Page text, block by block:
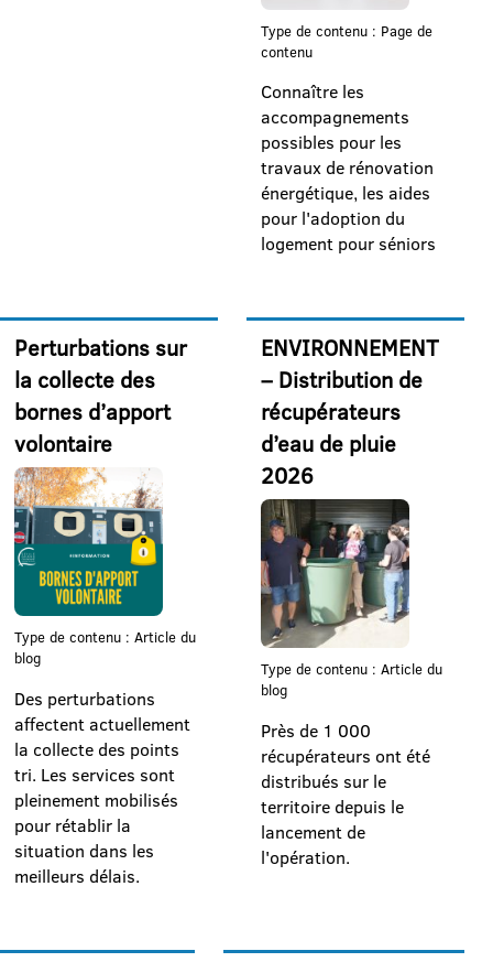
Type de contenu : Page de
contenu
Connaître les
accompagnements
possibles pour les
travaux de rénovation
énergétique, les aides
pour l'adoption du
logement pour séniors
Perturbations sur
la collecte des
bornes d’apport
volontaire
Type de contenu : Article du
blog
Des perturbations
affectent actuellement
la collecte des points
tri. Les services sont
pleinement mobilisés
pour rétablir la
situation dans les
meilleurs délais.
ENVIRONNEMENT
– Distribution de
récupérateurs
d’eau de pluie
2026
Type de contenu : Article du
blog
Près de 1 000
récupérateurs ont été
distribués sur le
territoire depuis le
lancement de
l'opération.